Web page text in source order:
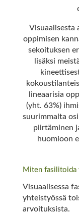
Visuaalisesta
oppimisen
sekoituksen
lisäksi
lineaarisia
(yht. 63%)
suurimmalta
piirtäminen
huomioon
Miten fasilitoida
Visuaalisessa
yhteistyössä
arvoituksista.